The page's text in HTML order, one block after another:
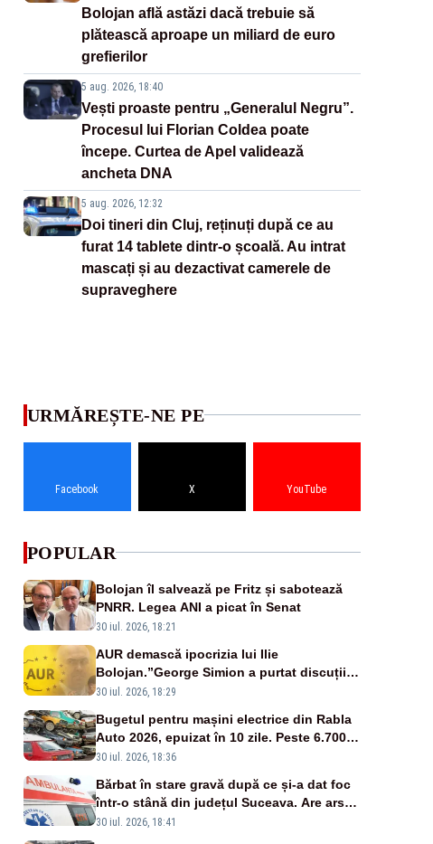
Bolojan află astăzi dacă trebuie să
plătească aproape un miliard de euro
grefierilor
5 aug. 2026, 18:40
Vești proaste pentru „Generalul Negru”.
Procesul lui Florian Coldea poate
începe. Curtea de Apel validează
ancheta DNA
5 aug. 2026, 12:32
Doi tineri din Cluj, reținuți după ce au
furat 14 tablete dintr-o școală. Au intrat
mascați și au dezactivat camerele de
supraveghere
URMĂREȘTE-NE PE
Facebook X YouTube
POPULAR
Bolojan îl salvează pe Fritz și sabotează
PNRR. Legea ANI a picat în Senat
30 iul. 2026, 18:21
AUR demască ipocrizia lui Ilie
Bolojan.”George Simion a purtat discuții
cu toți liderii politici”
30 iul. 2026, 18:29
Bugetul pentru mașini electrice din Rabla
Auto 2026, epuizat în 10 zile. Peste 6.700
de dosare depuse
30 iul. 2026, 18:36
Bărbat în stare gravă după ce și-a dat foc
într-o stână din județul Suceava. Are arsuri
pe 90% din corp
30 iul. 2026, 18:41